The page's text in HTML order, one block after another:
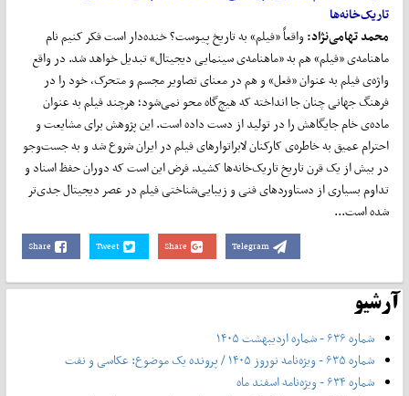
تاریکخانهها
محمد تهامینژاد:واقعاً «فیلم» به تاریخ پیوست؟ خنده‌دار است فکر کنیم نام
ماهنامه‌ی «فیلم» هم به «ماهنامه‌ی سینمایی دیجیتال» تبدیل خواهد شد. در واقع
واژه‌ی فیلم به عنوان «فعل» و هم در معنای تصاویر مجسم و متحرک، خود را در
فرهنگ جهانی چنان جا انداخته که هیچ‌گاه محو نمی‌شود؛ هرچند فیلم به عنوان
ماده‌ی خام جایگاهش را در تولید از دست داده است. این پژوهش برای مشایعت و
احترام عمیق به خاطره‌ی کارکنان لابراتوارهای فیلم در ایران شروع شد و به جست‌وجو
در بیش از یک قرن تاریخ تاریک‌خانه‌ها کشید. فرض این است که دوران حفظ اسناد و
تداوم بسیاری از دستاوردهای فنی و زیبایی‌شناختی فیلم در عصر دیجیتال جدی‌تر
شده است...
Share Tweet Share Telegram
آرشیو
شماره ۶۳۶ - شماره اردیبهشت ۱۴۰۵
شماره ۶۳۵ - ویژه‌نامه نوروز ۱۴۰۵ / پرونده یک موضوع: عکاسی و نفت
شماره ۶۳۴ - ویژه‌نامه اسفند ماه